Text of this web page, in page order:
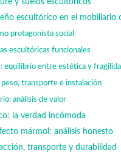
escultórico en el mobiliario
protagonista social
escultóricas funcionales
equilibrio entre estética y
transporte e instalación
análisis de valor
la verdad incómoda
mármol: análisis honesto
transporte y durabilidad